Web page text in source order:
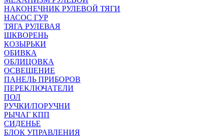
НАКОНЕЧНИК РУЛЕВОЙ ТЯГИ
НАСОС ГУР
ТЯГА РУЛЕВАЯ
ШКВОРЕНЬ
КОЗЫРЬКИ
ОБИВКА
ОБЛИЦОВКА
ОСВЕЩЕНИЕ
ПАНЕЛЬ ПРИБОРОВ
ПЕРЕКЛЮЧАТЕЛИ
ПОЛ
РУЧКИ/ПОРУЧНИ
РЫЧАГ КПП
СИДЕНЬЕ
БЛОК УПРАВЛЕНИЯ